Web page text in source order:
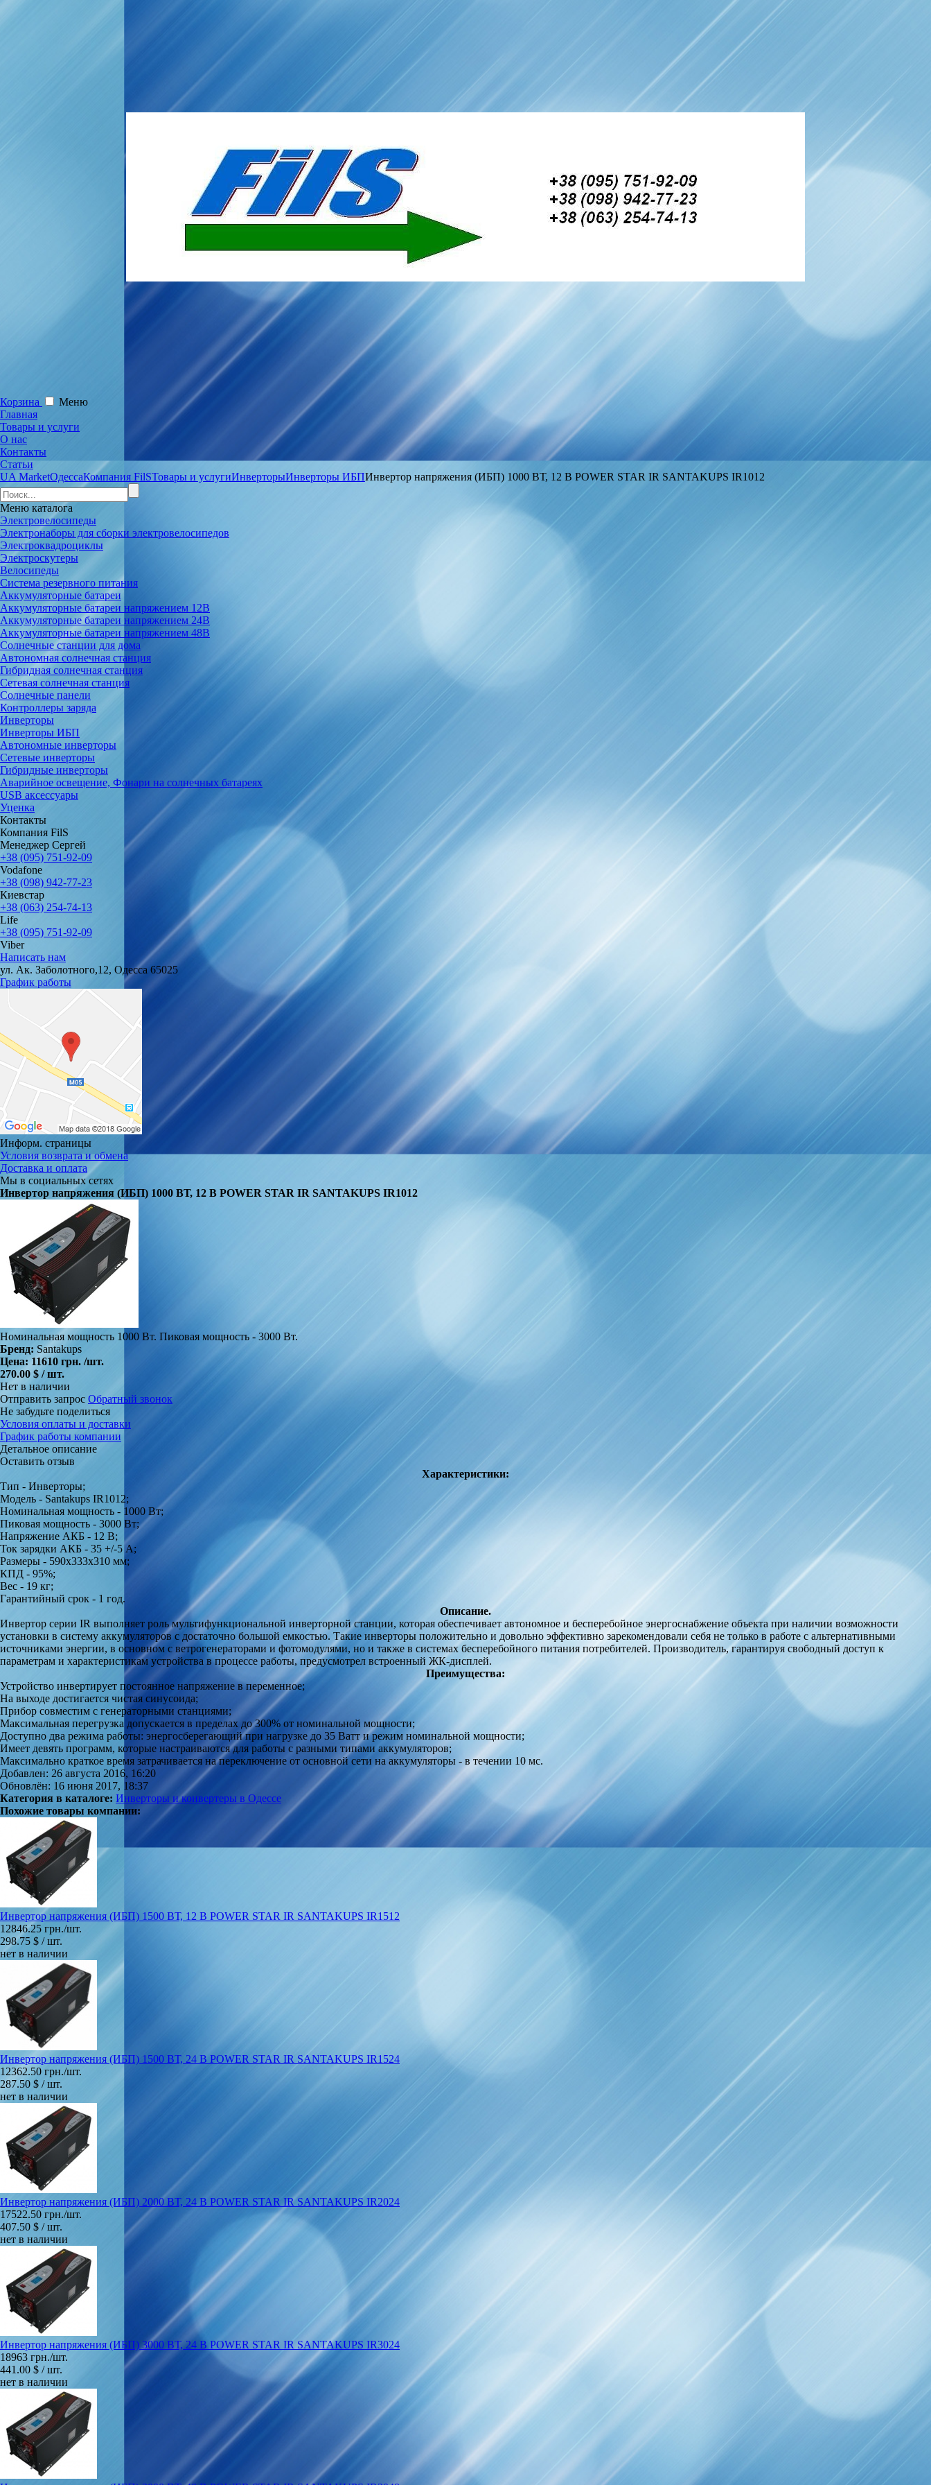
Корзина
Меню
Главная
Товары и услуги
О нас
Контакты
Статьи
UA MarketОдессаКомпания FilSТовары и услугиИнверторыИнверторы ИБПИнвертор напряжения (ИБП) 1000 ВТ, 12 В POWER STAR IR SANTAKUPS IR1012
Меню каталога
Электровелосипеды
Электронаборы для сборки электровелосипедов
Электроквадроциклы
Электроскутеры
Велосипеды
Система резервного питания
Аккумуляторные батареи
Аккумуляторные батареи напряжением 12В
Аккумуляторные батареи напряжением 24В
Аккумуляторные батареи напряжением 48В
Солнечные станции для дома
Автономная солнечная станция
Гибридная солнечная станция
Сетевая солнечная станция
Солнечные панели
Контроллеры заряда
Инверторы
Инверторы ИБП
Автономные инверторы
Сетевые инверторы
Гибридные инверторы
Аварийное освещение, Фонари на солнечных батареях
USB аксессуары
Уценка
Контакты
Компания FilS
Менеджер Сергей
+38 (095) 751-92-09
Vodafone
+38 (098) 942-77-23
Киевстар
+38 (063) 254-74-13
Life
+38 (095) 751-92-09
Viber
Написать нам
ул. Ак. Заболотного,12, Одесса 65025
График работы
Информ. страницы
Условия возврата и обмена
Доставка и оплата
Мы в социальных сетях
Инвертор напряжения (ИБП) 1000 ВТ, 12 В POWER STAR IR SANTAKUPS IR1012
Номинальная мощность 1000 Вт. Пиковая мощность - 3000 Вт.
Бренд: Santakups
Цена:11610 грн. /шт.
270.00 $ / шт.
Нет в наличии
Отправить запрос Обратный звонок
Не забудьте поделиться
Условия оплаты и доставки
График работы компании
Детальное описание
Оставить отзыв
Характеристики:
Тип - Инверторы;
Модель - Santakups IR1012;
Номинальная мощность - 1000 Вт;
Пиковая мощность - 3000 Вт;
Напряжение АКБ - 12 В;
Ток зарядки АКБ - 35 +/-5 А;
Размеры - 590х333х310 мм;
КПД - 95%;
Вес - 19 кг;
Гарантийный срок - 1 год.
Описание.
Инвертор серии IR выполняет роль мультифункциональной инверторной станции, которая обеспечивает автономное и бесперебойное энергоснабжение объекта при наличии возможности
установки в систему аккумуляторов с достаточно большой емкостью. Такие инверторы положительно и довольно эффективно зарекомендовали себя не только в работе с альтернативными
источниками энергии, в основном с ветрогенераторами и фотомодулями, но и также в системах бесперебойного питания потребителей. Производитель, гарантируя свободный доступ к
параметрам и характеристикам устройства в процессе работы, предусмотрел встроенный ЖК-дисплей.
Преимущества:
Устройство инвертирует постоянное напряжение в переменное;
На выходе достигается чистая синусоида;
Прибор совместим с генераторными станциями;
Максимальная перегрузка допускается в пределах до 300% от номинальной мощности;
Доступно два режима работы: энергосберегающий при нагрузке до 35 Ватт и режим номинальной мощности;
Имеет девять программ, которые настраиваются для работы с разными типами аккумуляторов;
Максимально краткое время затрачивается на переключение от основной сети на аккумуляторы - в течении 10 мс.
Добавлен: 26 августа 2016, 16:20
Обновлён: 16 июня 2017, 18:37
Категория в каталоге: Инверторы и конвертеры в Одессе
Похожие товары компании:
Инвертор напряжения (ИБП) 1500 ВТ, 12 В POWER STAR IR SANTAKUPS IR1512
12846.25 грн./шт.
298.75 $ / шт.
нет в наличии
Инвертор напряжения (ИБП) 1500 ВТ, 24 В POWER STAR IR SANTAKUPS IR1524
12362.50 грн./шт.
287.50 $ / шт.
нет в наличии
Инвертор напряжения (ИБП) 2000 ВТ, 24 В POWER STAR IR SANTAKUPS IR2024
17522.50 грн./шт.
407.50 $ / шт.
нет в наличии
Инвертор напряжения (ИБП) 3000 ВТ, 24 В POWER STAR IR SANTAKUPS IR3024
18963 грн./шт.
441.00 $ / шт.
нет в наличии